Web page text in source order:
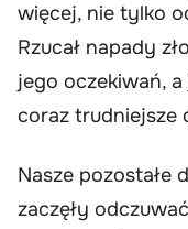
więcej, nie tylko
Rzucał napady
jego oczekiwań,
coraz trudniejsze
Nasze pozostałe
zaczęły